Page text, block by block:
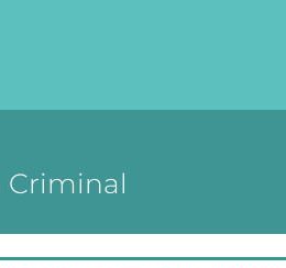
Criminal